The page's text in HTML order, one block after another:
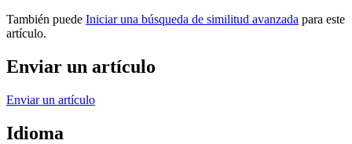
También puede Iniciar una búsqueda de similitud avanzada para este
artículo.
Enviar un artículo
Enviar un artículo
Idioma